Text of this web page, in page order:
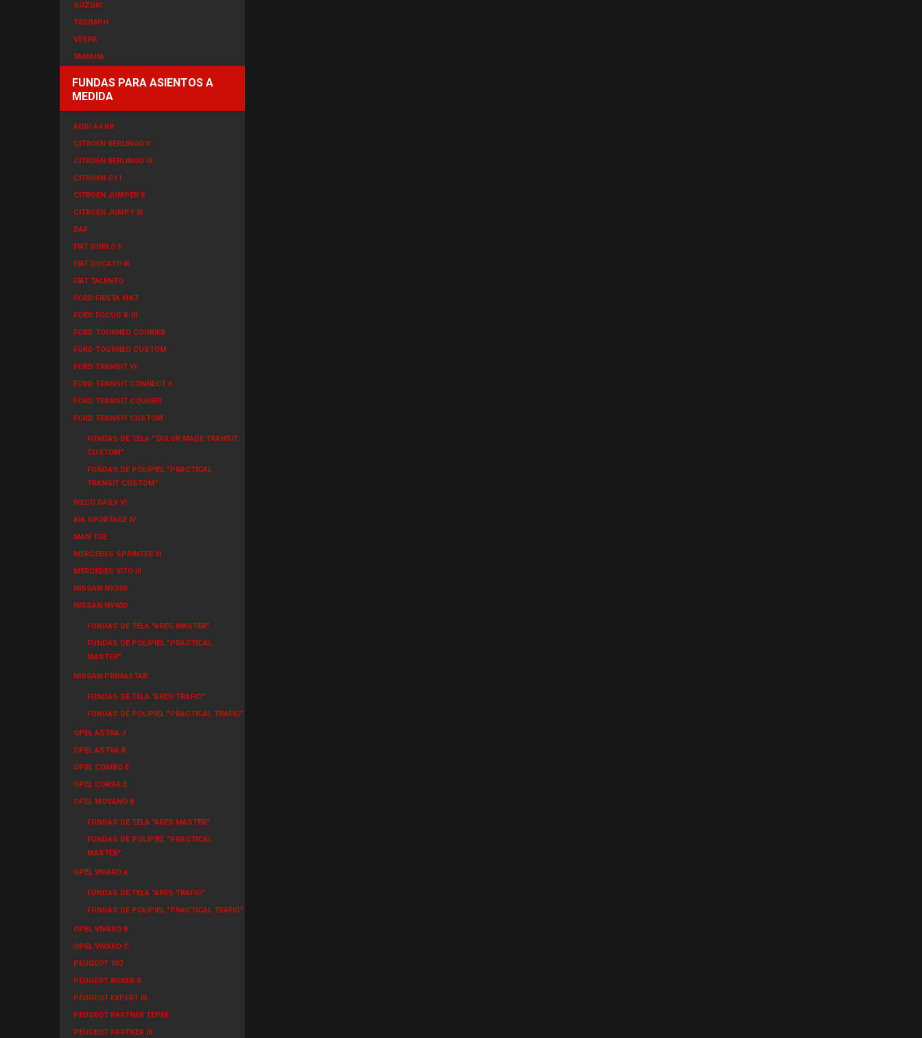
SUZUKI
TRIUMPH
VESPA
YAMAHA
FUNDAS PARA ASIENTOS A
MEDIDA
AUDI A4 B8
CITROEN BERLINGO II
CITROEN BERLINGO III
CITROEN C1 I
CITROEN JUMPER II
CITROEN JUMPY III
DAF
FIAT DOBLO II
FIAT DUCATO III
FIAT TALENTO
FORD FIESTA MK7
FORD FOCUS II-III
FORD TOURNEO COURIER
FORD TOURNEO CUSTOM
FORD TRANSIT VI
FORD TRANSIT CONNECT II
FORD TRANSIT COURIER
FORD TRANSIT CUSTOM
FUNDAS DE TELA "TAILOR MADE TRANSIT
CUSTOM"
FUNDAS DE POLIPIEL "PRACTICAL
TRANSIT CUSTOM"
IVECO DAILY VI
KIA SPORTAGE IV
MAN TGE
MERCEDES SPRINTER III
MERCEDES VITO III
NISSAN NV300
NISSAN NV400
FUNDAS DE TELA "ARES MASTER"
FUNDAS DE POLIPIEL "PRACTICAL
MASTER"
NISSAN PRIMASTAR
FUNDAS DE TELA "ARES TRAFIC"
FUNDAS DE POLIPIEL "PRACTICAL TRAFIC"
OPEL ASTRA J
OPEL ASTRA K
OPEL COMBO E
OPEL CORSA E
OPEL MOVANO B
FUNDAS DE TELA "ARES MASTER"
FUNDAS DE POLIPIEL "PRACTICAL
MASTER"
OPEL VIVARO A
FUNDAS DE TELA "ARES TRAFIC"
FUNDAS DE POLIPIEL "PRACTICAL TRAFIC"
OPEL VIVARO B
OPEL VIVARO C
PEUGEOT 107
PEUGEOT BOXER II
PEUGEOT EXPERT III
PEUGEOT PARTNER TEPEE
PEUGEOT PARTNER III